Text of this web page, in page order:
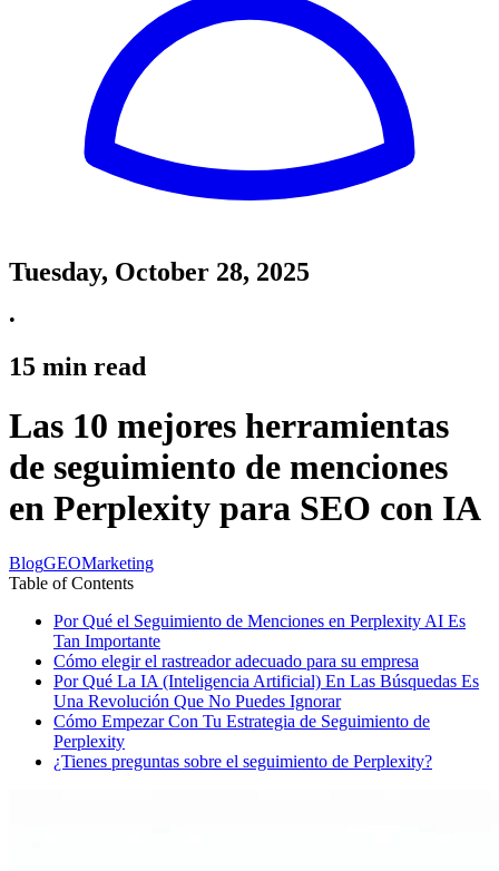
Tuesday, October 28, 2025
•
15 min read
Las 10 mejores herramientas
de seguimiento de menciones
en Perplexity para SEO con IA
BlogGEOMarketing
Table of Contents
Por Qué el Seguimiento de Menciones en Perplexity AI Es
Tan Importante
Cómo elegir el rastreador adecuado para su empresa
Por Qué La IA (Inteligencia Artificial) En Las Búsquedas Es
Una Revolución Que No Puedes Ignorar
Cómo Empezar Con Tu Estrategia de Seguimiento de
Perplexity
¿Tienes preguntas sobre el seguimiento de Perplexity?